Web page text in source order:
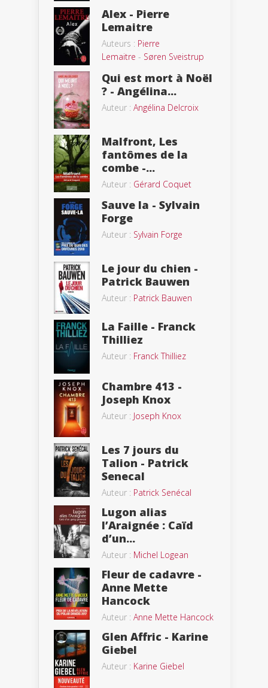
Alex - Pierre
Lemaitre
Auteurs : Pierre
Lemaitre - Søren Sveistrup
Qui est mort à Noël
? - Angélina...
Auteur : Angélina Delcroix
Malfront, Les
fantômes de la
combe -...
Auteur : Gérard Coquet
Sauve la - Sylvain
Forge
Auteur : Sylvain Forge
Le jour du chien -
Patrick Bauwen
Auteur : Patrick Bauwen
La Faille - Franck
Thilliez
Auteur : Franck Thilliez
Chambre 413 -
Joseph Knox
Auteur : Joseph Knox
Les 7 jours du
Talion - Patrick
Senecal
Auteur : Patrick Senécal
Lugon alias
l’Araignée : Caïd
d’un...
Auteur : Michel Logean
Fleur de cadavre -
Anne Mette
Hancock
Auteur : Anne Mette Hancock
Glen Affric - Karine
Giebel
Auteur : Karine Giebel